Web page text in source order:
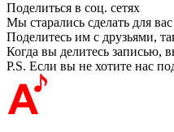
Поделиться в соц. сетях
Мы старались сделать для
Поделитесь им с друзьями,
Когда вы делитесь записью,
P.S. Если вы не хотите нас